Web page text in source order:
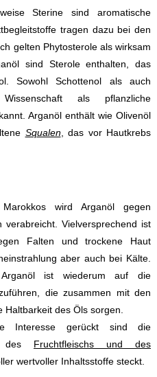
Sterine sind aromatische
tragen dazu bei den
gelten Phytosterole als wirksam
sind Sterole enthalten, das
Sowohl Schottenol als auch
als pflanzliche
Arganöl enthält wie Olivenöl
Squalen, das vor Hautkrebs
wird Arganöl gegen
verabreicht. Vielversprechend ist
Falten und trockene Haut
aber auch bei Kälte.
Arganöl ist wiederum auf die
die zusammen mit den
des Öls sorgen.
Interesse gerückt sind die
des Fruchtfleischs und des
wertvoller Inhaltsstoffe steckt.